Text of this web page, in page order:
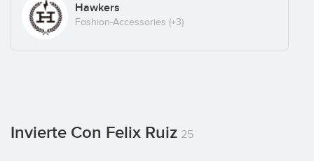
Hawkers
Fashion-Accessories (+3)
Invierte Con Felix Ruiz 25